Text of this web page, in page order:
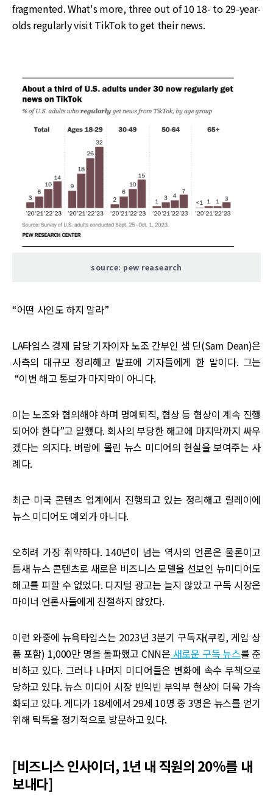
fragmented. What's more, three out of 10 18- to 29-year-
olds regularly visit TikTok to get their news.
source: pew reasearch
“어떤 사인도 하지 말라”
LA타임스 경제 담당 기자이자 노조 간부인 샘 딘(Sam Dean)은
사측의 대규모 정리해고 발표에 기자들에게 한 말이다. 그는
“이번 해고 통보가 마지막이 아니다.
이는 노조와 협의해야 하며 명예퇴직, 협상 등 협상이 계속 진행
되어야 한다”고 말했다. 회사의 부당한 해고에 마지막까지 싸우
겠다는 의지다. 벼랑에 몰린 뉴스 미디어의 현실을 보여주는 사
례다.
최근 미국 콘텐츠 업계에서 진행되고 있는 정리해고 릴레이에
뉴스 미디어도 예외가 아니다.
오히려 가장 취약하다. 140년이 넘는 역사의 언론은 물론이고
틈새 뉴스 콘텐츠로 새로운 비즈니스 모델을 선보인 뉴미디어도
해고를 피할 수 없었다. 디지털 광고는 늘지 않았고 구독 시장은
마이너 언론사들에게 친절하지 않았다.
이런 와중에 뉴욕타임스는 2023년 3분기 구독자(쿠킹, 게임 상
품 포함) 1,000만 명을 돌파했고 CNN은 새로운 구독 뉴스를 준
비하고 있다. 그러나 나머지 미디어들은 변화에 속수 무책으로
당하고 있다. 뉴스 미디어 시장 빈익빈 부익부 현상이 더욱 가속
화되고 있다. 게다가 18세에서 29세 10명 중 3명은 뉴스를 얻기
위해 틱톡을 정기적으로 방문하고 있다.
[비즈니스 인사이더, 1년 내 직원의 20%를 내
보내다]